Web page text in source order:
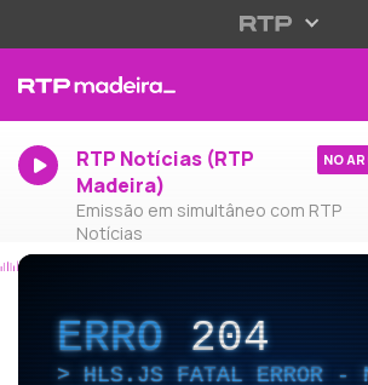
RTP Notícias (RTP
Madeira)
Emissão em simultâneo com RTP
Notícias
NO AR
ERRO204
HLS.JS FATAL ERROR -